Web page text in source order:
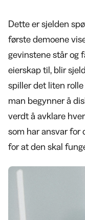
Dette er sjelden
første demoene
gevinstene står og
eierskap til, blir
spiller det liten
man begynner å
verdt å avklare
som har ansvar for
for at den skal